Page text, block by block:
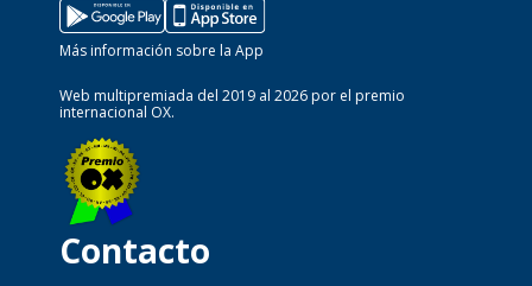
Más información sobre la App
Web multipremiada del 2019 al 2026 por el premio
internacional OX.
Contacto